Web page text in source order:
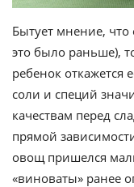
Бытует мнение, что
это было раньше),
ребенок
соли и специй
качествам перед
прямой
овощ пришелся
«виноваты» ранее